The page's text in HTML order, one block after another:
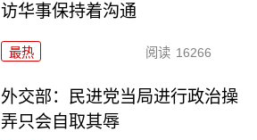
访华事保持着沟通
最热 阅读 16266
外交部：民进党当局进行政治操
弄只会自取其辱